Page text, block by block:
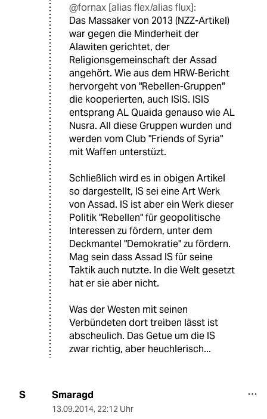
@fornax [alias flex/alias flux]:
Das Massaker von 2013 (NZZ-Artikel)
war gegen die Minderheit der
Alawiten gerichtet, der
Religionsgemeinschaft der Assad
angehört. Wie aus dem HRW-Bericht
hervorgeht von "Rebellen-Gruppen"
die kooperierten, auch ISIS. ISIS
entsprang AL Quaida genauso wie AL
Nusra. All diese Gruppen wurden und
werden vom Club "Friends of Syria"
mit Waffen unterstüzt.
Schließlich wird es in obigen Artikel
so dargestellt, IS sei eine Art Werk
von Assad. IS ist aber ein Werk dieser
Politik "Rebellen" für geopolitische
Interessen zu fördern, unter dem
Deckmantel "Demokratie" zu fördern.
Mag sein dass Assad IS für seine
Taktik auch nutzte. In die Welt gesetzt
hat er sie aber nicht.
Was der Westen mit seinen
Verbündeten dort treiben lässt ist
abscheulich. Das Getue um die IS
zwar richtig, aber heuchlerisch...
S Smaragd
13.09.2014, 22:12 Uhr